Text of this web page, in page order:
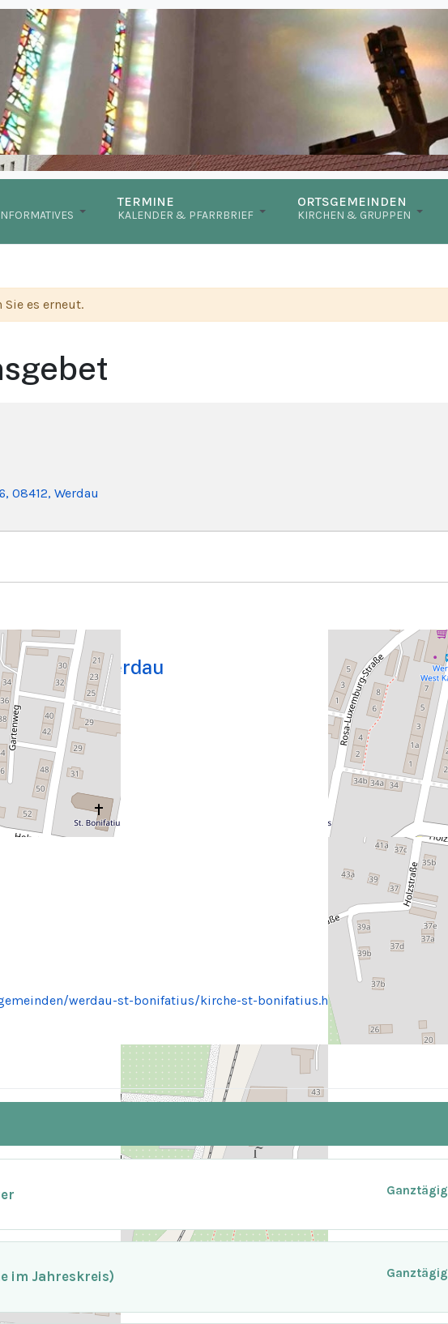
TERMINE
KALENDER & PFARRBRIEF
ORTSGEMEINDEN
KIRCHEN & GRUPPEN
es erneut.
08412, Werdau
08412, Werdau
werdau-st-bonifatius/kirche-st-bonifatius.html
Ganztägig
im Jahreskreis) Ganztägig